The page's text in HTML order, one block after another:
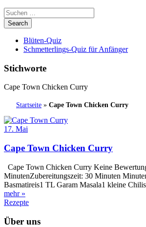
Blüten-Quiz
Schmetterlings-Quiz für Anfänger
Stichworte
Cape Town Chicken Curry
Startseite » Cape Town Chicken Curry
17. Mai
Cape Town Chicken Curry
Cape Town Chicken Curry Keine
MinutenZubereitungszeit: 30 Minuten
Basmatireis1 TL Garam Masala1 kleine
mehr »
Rezepte
Über uns